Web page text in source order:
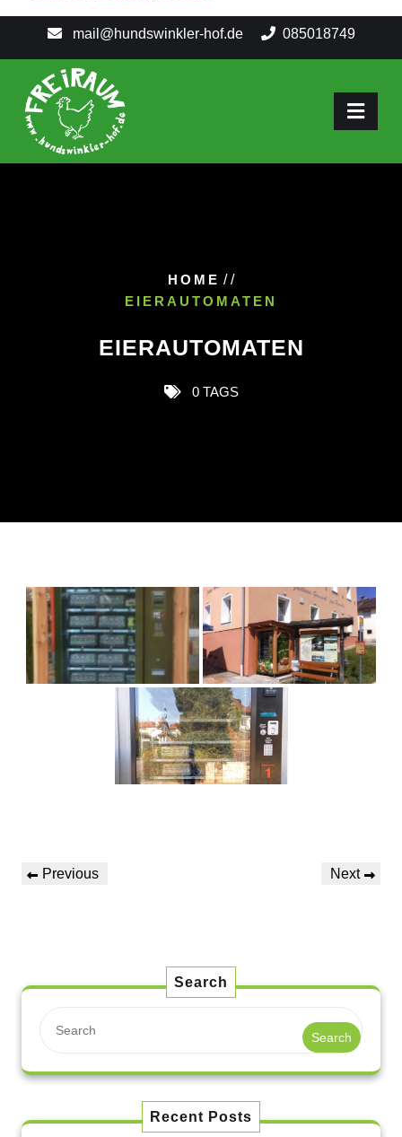
mail@hundswinkler-hof.de 085018749
HOME / /
EIERAUTOMATEN
EIERAUTOMATEN
0 TAGS
Previous Next
Search
Search
Recent Posts